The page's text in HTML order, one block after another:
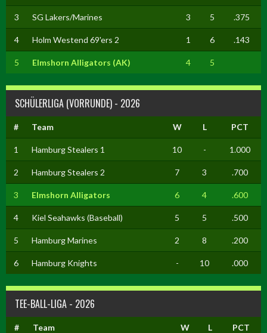
3 SG Lakers/Marines 3 5 .375
4 Holm Westend 69'ers 2 1 6 .143
5 Elmshorn Alligators (AK) 4 5
SCHÜLERLIGA (VORRUNDE) - 2026
# Team W L PCT
1 Hamburg Stealers 1 10 - 1.000
2 Hamburg Stealers 2 7 3 .700
3 Elmshorn Alligators 6 4 .600
4 Kiel Seahawks (Baseball) 5 5 .500
5 Hamburg Marines 2 8 .200
6 Hamburg Knights - 10 .000
TEE-BALL-LIGA - 2026
# Team W L PCT